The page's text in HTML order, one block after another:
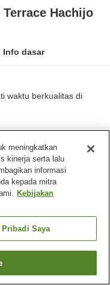
Hachijo
Info dasar
waktu berkualitas di
Salon kecantikan
meningkatkan
kinerja serta lalu
informasi
kepada mitra
Kebijakan
Saya